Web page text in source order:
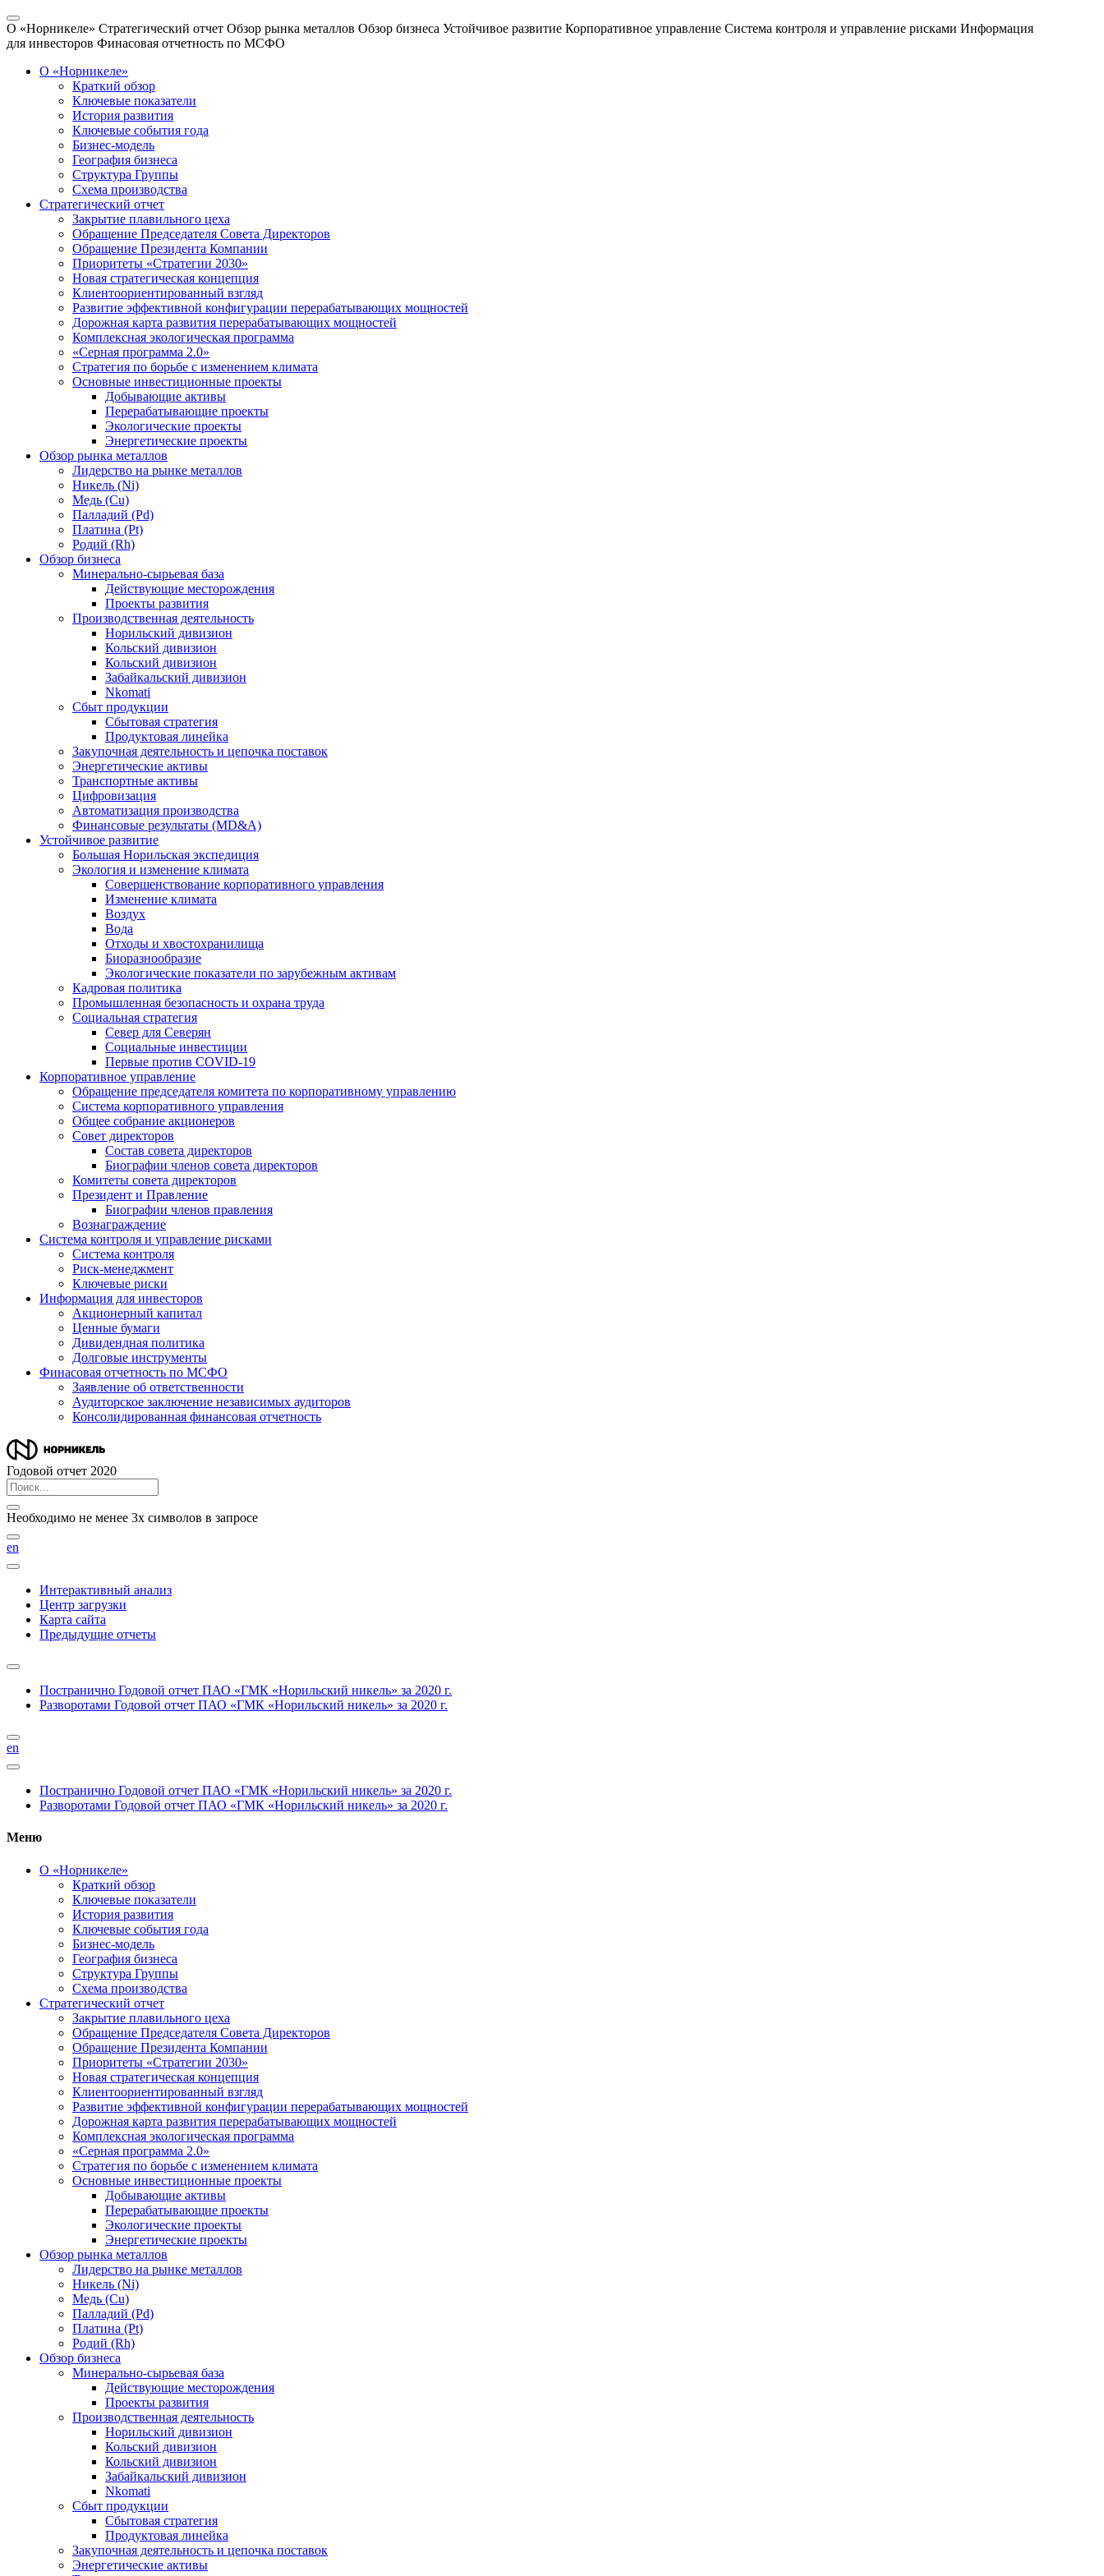
О «Норникеле» Стратегический отчет Обзор рынка металлов Обзор бизнеса Устойчивое развитие Корпоративное управление Система контроля и управление рисками Информация
для инвесторов Финасовая отчетность по МСФО
О «Норникеле»
Краткий обзор
Ключевые показатели
История развития
Ключевые события года
Бизнес-модель
География бизнеса
Структура Группы
Схема производства
Стратегический отчет
Закрытие плавильного цеха
Обращение Председателя Совета Директоров
Обращение Президента Компании
Приоритеты «Стратегии 2030»
Новая стратегическая концепция
Клиентоориентированный взгляд
Развитие эффективной конфигурации перерабатывающих мощностей
Дорожная карта развития перерабатывающих мощностей
Комплексная экологическая программа
«Серная программа 2.0»
Стратегия по борьбе с изменением климата
Основные инвестиционные проекты
Добывающие активы
Перерабатывающие проекты
Экологические проекты
Энергетические проекты
Обзор рынка металлов
Лидерство на рынке металлов
Никель (Ni)
Медь (Cu)
Палладий (Pd)
Платина (Pt)
Родий (Rh)
Обзор бизнеса
Минерально-сырьевая база
Действующие месторождения
Проекты развития
Производственная деятельность
Норильский дивизион
Кольский дивизион
Кольский дивизион
Забайкальский дивизион
Nkomati
Сбыт продукции
Сбытовая стратегия
Продуктовая линейка
Закупочная деятельность и цепочка поставок
Энергетические активы
Транспортные активы
Цифровизация
Автоматизация производства
Финансовые результаты (MD&A)
Устойчивое развитие
Большая Норильская экспедиция
Экология и изменение климата
Совершенствование корпоративного управления
Изменение климата
Воздух
Вода
Отходы и хвостохранилища
Биоразнообразие
Экологические показатели по зарубежным активам
Кадровая политика
Промышленная безопасность и охрана труда
Социальная стратегия
Север для Северян
Социальные инвестиции
Первые против COVID‑19
Корпоративное управление
Обращение председателя комитета по корпоративному управлению
Система корпоративного управления
Общее собрание акционеров
Совет директоров
Состав совета директоров
Биографии членов совета директоров
Комитеты совета директоров
Президент и Правление
Биографии членов правления
Вознаграждение
Система контроля и управление рисками
Система контроля
Риск-менеджмент
Ключевые риски
Информация для инвесторов
Акционерный капитал
Ценные бумаги
Дивидендная политика
Долговые инструменты
Финасовая отчетность по МСФО
Заявление об ответственности
Аудиторское заключение независимых аудиторов
Консолидированная финансовая отчетность
Годовой отчет 2020
Необходимо не менее 3х символов в запросе
en
Интерактивный анализ
Центр загрузки
Карта сайта
Предыдущие отчеты
Постранично Годовой отчет ПАО «ГМК «Норильский никель» за 2020 г.
Разворотами Годовой отчет ПАО «ГМК «Норильский никель» за 2020 г.
en
Постранично Годовой отчет ПАО «ГМК «Норильский никель» за 2020 г.
Разворотами Годовой отчет ПАО «ГМК «Норильский никель» за 2020 г.
Меню
О «Норникеле»
Краткий обзор
Ключевые показатели
История развития
Ключевые события года
Бизнес-модель
География бизнеса
Структура Группы
Схема производства
Стратегический отчет
Закрытие плавильного цеха
Обращение Председателя Совета Директоров
Обращение Президента Компании
Приоритеты «Стратегии 2030»
Новая стратегическая концепция
Клиентоориентированный взгляд
Развитие эффективной конфигурации перерабатывающих мощностей
Дорожная карта развития перерабатывающих мощностей
Комплексная экологическая программа
«Серная программа 2.0»
Стратегия по борьбе с изменением климата
Основные инвестиционные проекты
Добывающие активы
Перерабатывающие проекты
Экологические проекты
Энергетические проекты
Обзор рынка металлов
Лидерство на рынке металлов
Никель (Ni)
Медь (Cu)
Палладий (Pd)
Платина (Pt)
Родий (Rh)
Обзор бизнеса
Минерально-сырьевая база
Действующие месторождения
Проекты развития
Производственная деятельность
Норильский дивизион
Кольский дивизион
Кольский дивизион
Забайкальский дивизион
Nkomati
Сбыт продукции
Сбытовая стратегия
Продуктовая линейка
Закупочная деятельность и цепочка поставок
Энергетические активы